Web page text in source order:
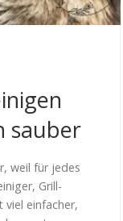
sauber
weil für jedes
Grill-
viel einfacher,